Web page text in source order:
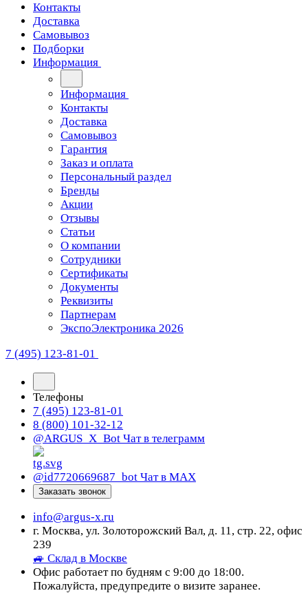
Контакты
Доставка
Самовывоз
Подборки
Информация
Информация
Контакты
Доставка
Самовывоз
Гарантия
Заказ и оплата
Персональный раздел
Бренды
Акции
Отзывы
Статьи
О компании
Сотрудники
Сертификаты
Документы
Реквизиты
Партнерам
ЭкспоЭлектроника 2026
7 (495) 123-81-01
Телефоны
7 (495) 123-81-01
8 (800) 101-32-12
@ARGUS_X_Bot Чат в телеграмм
@id7720669687_bot Чат в МАХ
Заказать звонок
info@argus-x.ru
г. Москва, ул. Золоторожский Вал, д. 11, стр. 22, офис
239
🚙 Склад в Москве
Офис работает по будням с 9:00 до 18:00.
Пожалуйста, предупредите о визите заранее.